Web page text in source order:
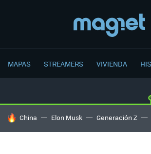
MAPAS STREAMERS VIVIENDA
HOY SE HABLA DE
China Elon Musk Generación Z